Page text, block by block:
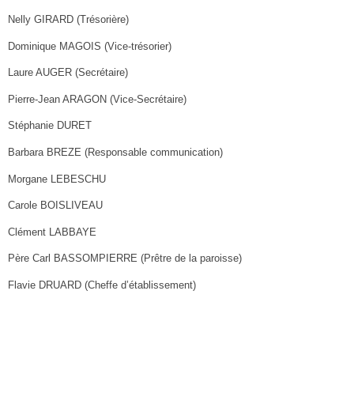
Nelly GIRARD (Trésorière)
Dominique MAGOIS (Vice-trésorier)
Laure AUGER (Secrétaire)
Pierre-Jean ARAGON (Vice-Secrétaire)
Stéphanie DURET
Barbara BREZE (Responsable communication)
Morgane LEBESCHU
Carole BOISLIVEAU
Clément LABBAYE
Père Carl BASSOMPIERRE (Prêtre de la paroisse)
Flavie DRUARD (Cheffe d’établissement)